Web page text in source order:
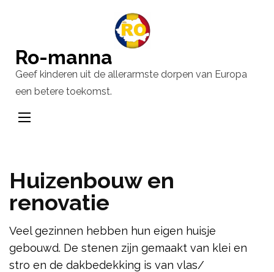
(Druk
enter)
Ro-manna
Geef kinderen uit de allerarmste dorpen van Europa
een betere toekomst.
Huizenbouw en
renovatie
Veel gezinnen hebben hun eigen huisje
gebouwd. De stenen zijn gemaakt van klei en
stro en de dakbedekking is van vlas/